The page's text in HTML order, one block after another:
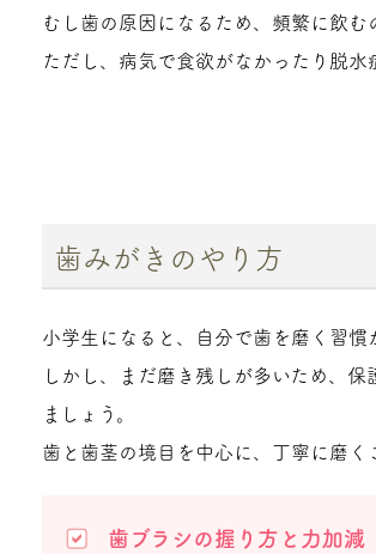
むし歯の原因になるため、頻繁に飲む
ただし、病気で食欲がなかったり脱水
歯みがきのやり方
小学生になると、自分で歯を磨く習慣
しかし、まだ磨き残しが多いため、
ましょう。
歯と歯茎の境目を中心に、丁寧に磨く
歯ブラシの握り方と力加減